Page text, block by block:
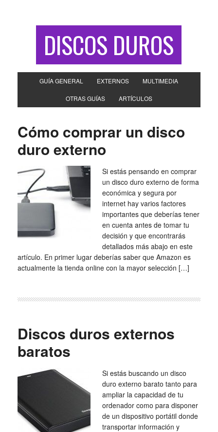
DISCOS DUROS
GUÍA GENERAL EXTERNOS MULTIMEDIA
OTRAS GUÍAS ARTÍCULOS
Cómo comprar un disco
duro externo
Si estás pensando en comprar
un disco duro externo de forma
económica y segura por
internet hay varios factores
importantes que deberías tener
en cuenta antes de tomar tu
decisión y que encontrarás
detallados más abajo en este
artículo. En primer lugar deberías saber que Amazon es
actualmente la tienda online con la mayor selección […]
Discos duros externos
baratos
Si estás buscando un disco
duro externo barato tanto para
ampliar la capacidad de tu
ordenador como para disponer
de un dispositivo portátil donde
transportar información y